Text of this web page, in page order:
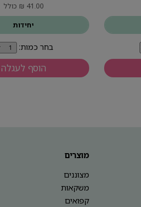
41.00 ₪ כולל
יחידות
בחר כמות:
הוסף לעגלה
מוצרים
מצוננים
משקאות
קפואים